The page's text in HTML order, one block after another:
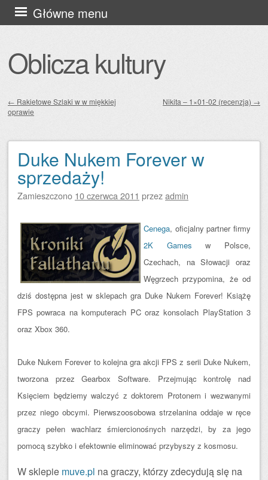
Oblicza kultury
Główne menu
Przejdź
do
Zobacz wpisy
← Rakietowe Szlaki w w miękkiej
oprawie
Nikita – 1×01-02 (recenzja) →
Duke Nukem Forever w
sprzedaży!
Zamieszczono 10 czerwca 2011 przezadmin
Cenega, oficjalny partner firmy
2K Games w Polsce,
Czechach, na Słowacji oraz
Węgrzech przypomina, że od
dziś dostępna jest w sklepach gra Duke Nukem Forever! Książę
FPS powraca na komputerach PC oraz konsolach PlayStation 3
oraz Xbox 360.
Duke Nukem Forever to kolejna gra akcji FPS z serii Duke Nukem,
tworzona przez Gearbox Software. Przejmując kontrolę nad
Księciem będziemy walczyć z doktorem Protonem i wezwanymi
przez niego obcymi. Pierwszoosobowa strzelanina oddaje w ręce
graczy pełen wachlarz śmiercionośnych narzędzi, by za jego
pomocą szybko i efektownie eliminować przybyszy z kosmosu.
W sklepie muve.pl na graczy, którzy zdecydują się na